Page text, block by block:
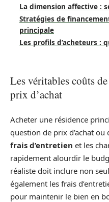
La dimension affective :
Stratégies de
principale
Les profils d’acheteurs :
Les véritables coûts
prix d’achat
Acheter une résidence
question de prix d’achat
frais d’entretien et les
rapidement alourdir le
réaliste doit inclure non
également les frais
pour maintenir le bien en